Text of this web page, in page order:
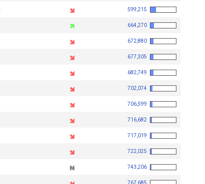
599,215
664,270
672,880
677,305
682,749
702,074
706,599
716,682
717,019
722,025
743,206
767,685